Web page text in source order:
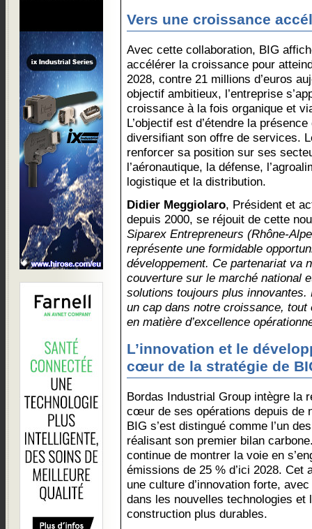
Vers une croissance
Avec cette collaboration, BIG
accélérer la croissance pour
2028, contre 21 millions d’euros
objectif ambitieux, l’entreprise
croissance à la fois organique et
L’objectif est d’étendre la
diversifiant son offre de services.
renforcer sa position sur ses
l’aéronautique, la défense,
logistique et la distribution.
Didier Meggiolaro, Président et
depuis 2000, se réjouit de cette
Siparex Entrepreneurs (Rhône-
représente une formidable
développement. Ce partenariat va
couverture sur le marché national
solutions toujours plus
un cap dans notre croissance,
en matière d’excellence
L’innovation et le
cœur de la stratégie de
Bordas Industrial Group intègre la
cœur de ses opérations depuis de
BIG s’est distingué comme l’un
réalisant son premier bilan
continue de montrer la voie en
émissions de 25 % d’ici 2028. Cet
une culture d’innovation forte,
dans les nouvelles technologies et
construction plus durables.